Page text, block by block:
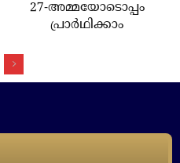
27-അമ്മയോടൊപ്പം
പ്രാർഥിക്കാം